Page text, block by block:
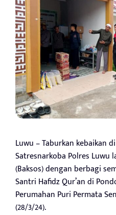
Luwu – Taburkan kebaikan
Satresnarkoba Polres Luwu
(Baksos) dengan berbagi
Santri Hafidz Qur’an di
Perumahan Puri Permata
(28/3/24).